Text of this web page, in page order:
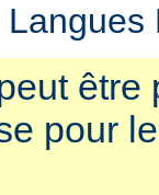
être
pour